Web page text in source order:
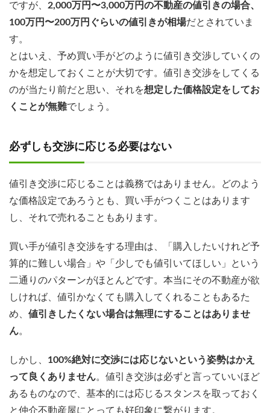
ですが、 2,000万円〜3,000万円の不動産の値引きの場合、
100万円〜200万円ぐらいの値引きが相場だとされていま
す。
とはいえ、予め買い手がどのように値引き交渉していくの
かを想定しておくことが大切です。値引き交渉をしてくる
のが当たり前だと思い、それを想定した価格設定をしてお
くことが無難でしょう。
必ずしも交渉に応じる必要はない
値引き交渉に応じることは義務ではありません。どのよう
な価格設定であろうとも、買い手がつくことはあります
し、それで売れることもあります。
買い手が値引き交渉をする理由は、「購入したいけれど予
算的に難しい場合」や「少しでも値引いてほしい」という
二通りのパターンがほとんどです。本当にその不動産が欲
しければ、値引かなくても購入してくれることもあるた
め、 値引きしたくない場合は無理にすることはありませ
ん。
しかし、 100%絶対に交渉には応じないという姿勢はかえ
って良くありません。値引き交渉は必ずと言っていいほど
あるものなので、基本的には応じるスタンスを取っておく
と仲介不動産屋にとっても好印象に繋がります。